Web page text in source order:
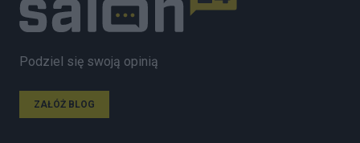
Podziel się swoją opinią
ZAŁÓŻ BLOG